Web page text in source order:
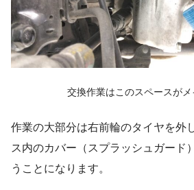
交換作業はこのスペースがメ
作業の大部分は右前輪のタイヤを外
ス内のカバー（スプラッシュガード
うことになります。